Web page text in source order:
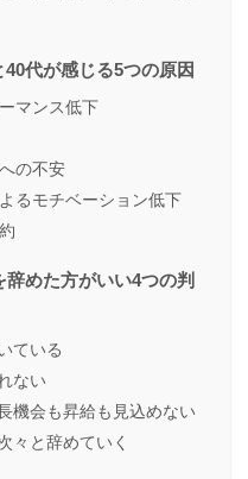
代が感じる5つの原因
マンス低下
の不安
るモチベーション低下
めた方がいい4つの判
ている
ない
機会も昇給も見込めない
々と辞めていく